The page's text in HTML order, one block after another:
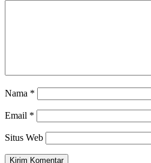
Nama *
Email *
Situs Web